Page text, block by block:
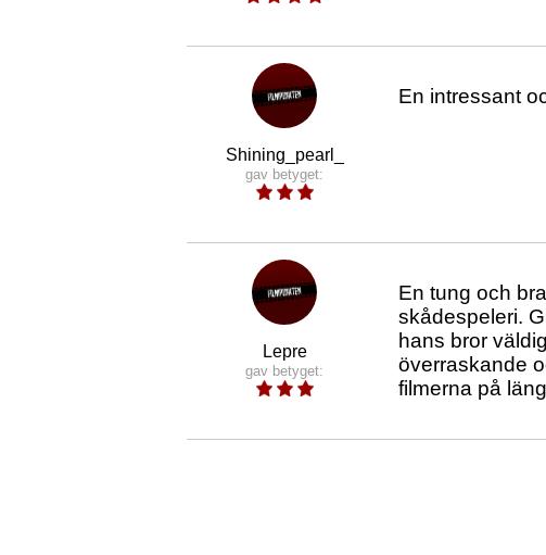
Shining_pearl_
gav betyget:
En intressant
Lepre
gav betyget:
En tung och
skådespeleri.
hans bror
överraskande
filmerna på